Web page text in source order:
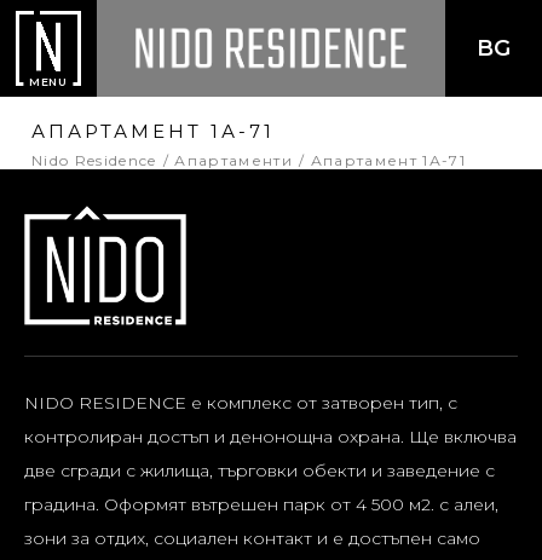
MENU
BG
АПАРТАМЕНТ 1А-71
Nido Residence Апартаменти Апартамент 1А-71
NIDO RESIDENCE е комплекс от затворен тип, с
контролиран достъп и денонощна охрана. Ще включва
две сгради с жилища, търговки обекти и заведение с
градина. Оформят вътрешен парк от 4 500 м2. с алеи,
зони за отдих, социален контакт и е достъпен само